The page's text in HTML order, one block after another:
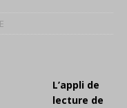
L’appli de
lecture de